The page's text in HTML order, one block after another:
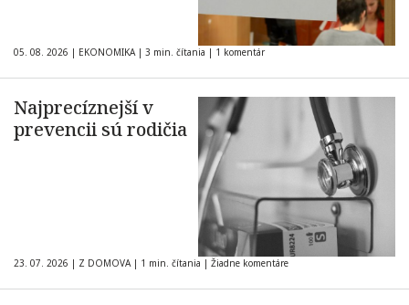
05. 08. 2026 | EKONOMIKA | 3 min. čítania | 1 komentár
Najprecíznejší v
prevencii sú rodičia
23. 07. 2026 | Z DOMOVA | 1 min. čítania | Žiadne komentáre